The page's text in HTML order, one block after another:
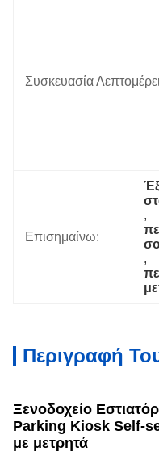
Συσκευασία
Επισημαίνω:
,
,
Περιγραφή
Ξενοδοχείο
Parking Kiosk Self-
με μετρητά